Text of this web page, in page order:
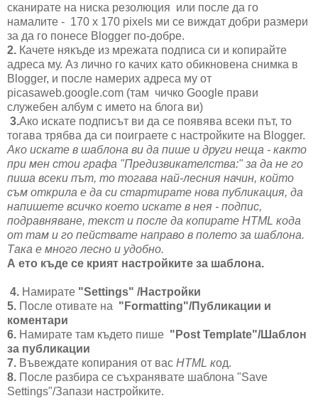
сканирате на ниска резолюция или после да го
намалите - 170 x 170 pixels ми се виждат добри размери
за да го понесе Blogger по-добре.
2. Качете някъде из мрежата подписа си и копирайте
адреса му. Аз лично го качих като обикновена снимка в
Blogger, и после намерих адреса му от
picasaweb.google.com (там чичко Google прави
служебен албум с името на блога ви)
3.Ако искате подписът ви да се появява всеки път, то
тогава трябва да си поиграете с настройките на Blogger.
Ако искате в шаблона ви да пише и други неща - както
при мен стои графа "Предизвикателства:" за да не го
пиша всеки път, то тогава най-лесния начин, който
съм открила е да си стартирате нова публикация, да
напишете всичко което искате в нея - подпис,
подравняване, текст и после да копирате HTML кода
от там и го пействате направо в полето за шаблона.
Така е много лесно и удобно.
А ето къде се крият настройките за шаблона.
4. Намирате "Settings" /Настройки
5. После отивате на "Formatting"/Публикации и
коментари
6. Намирате там където пише "Post Template"/Шаблон
за публикации
7. Въвеждате копирания от вас HTML код.
8. После разбира се съхранявате шаблона "Save
Settings"/Запази настройките.